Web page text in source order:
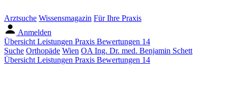
Arztsuche Wissensmagazin Für Ihre Praxis
Anmelden
Übersicht Leistungen Praxis Bewertungen 14
Suche Orthopäde Wien OA Ing. Dr. med. Benjamin Schett
Übersicht Leistungen Praxis Bewertungen 14